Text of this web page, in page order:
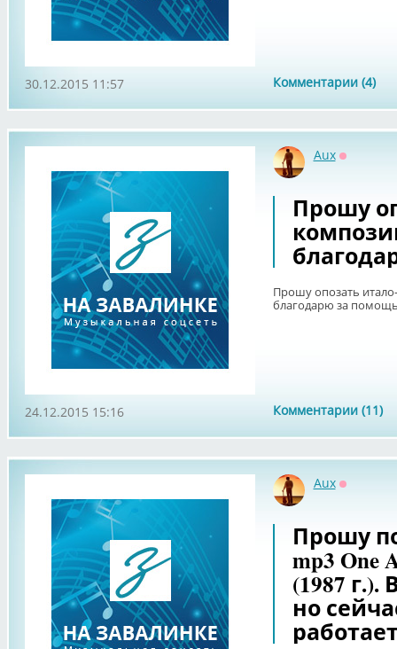
Комментарии (4)
30.12.2015 11:57
Aux
Прошу
Прошу опозать
благодарю за
Комментарии (11)
24.12.2015 15:16
Aux
Прошу
mp3 One
(1987
но